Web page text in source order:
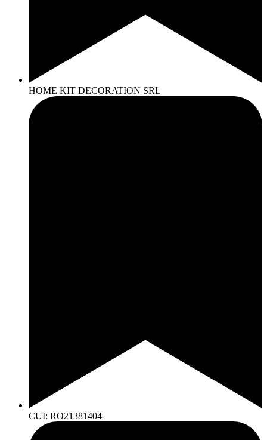
HOME KIT DECORATION SRL
CUI: RO21381404